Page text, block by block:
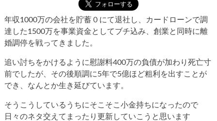
年収1000万の会社を貯蓄０にて退社し、カードローンで調
達した1500万を事業資金としてブチ込み、創業と同時に離
婚調停を戦ってきました。
追い討ちをかけるように慰謝料400万の負債が加わり死亡寸
前でしたが、その後順調に5年で5億ほど粗利を出すことが
でき、なんとか生き延びています。
そうこうしているうちにそこそこ小金持ちになったので
日々のネタ交えてまったり更新していこうと思います